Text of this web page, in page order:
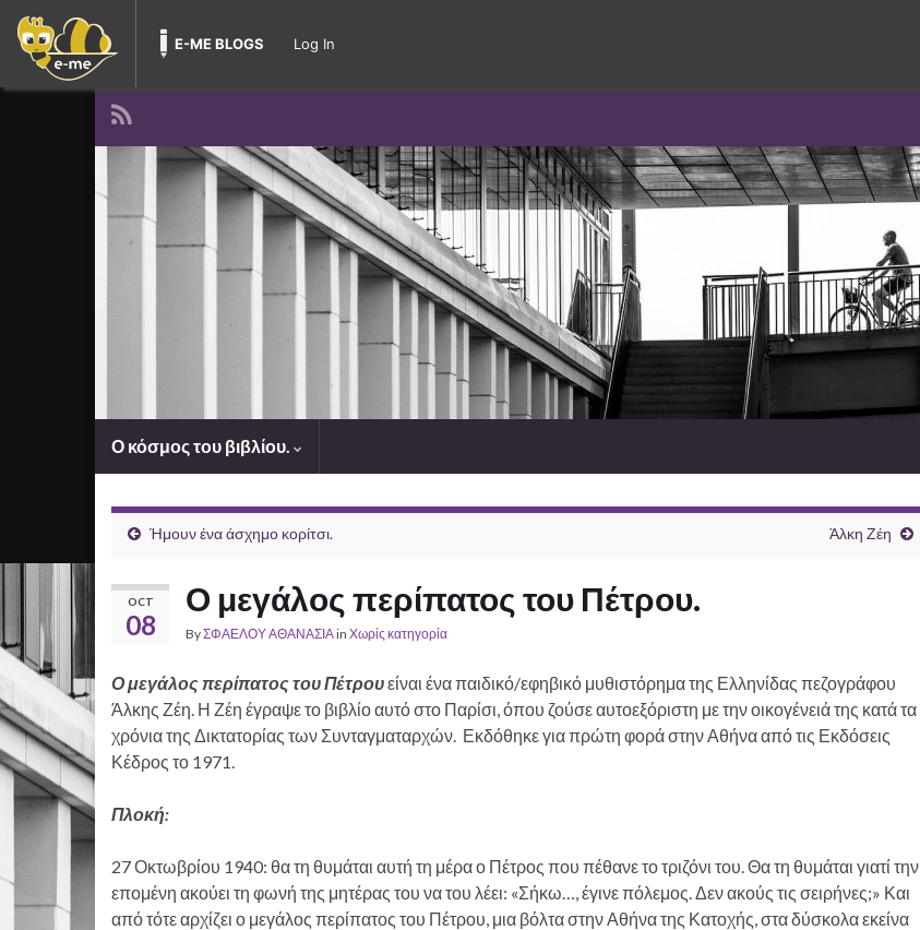
E-ME BLOGS Log In
Ο κόσμος του βιβλίου.
Ήμουν ένα άσχημο κορίτσι. Άλκη Ζέη
OCT
08
Ο μεγάλος περίπατος του Πέτρου.
ByΣΦΑΕΛΟΥ ΑΘΑΝΑΣΙΑin Χωρίς κατηγορία
Ο μεγάλος περίπατος του Πέτρουείναι ένα παιδικό/εφηβικό μυθιστόρημα της Ελληνίδας πεζογράφου
Άλκης Ζέη. Η Ζέη έγραψε το βιβλίο αυτό στο Παρίσι, όπου ζούσε αυτοεξόριστη με την οικογένειά της κατά τα
χρόνια της Δικτατορίας των Συνταγματαρχών. Εκδόθηκε για πρώτη φορά στην Αθήνα από τις Εκδόσεις
Κέδρος το 1971.
Πλοκή:
27 Οκτωβρίου 1940: θα τη θυμάται αυτή τη μέρα ο Πέτρος που πέθανε το τριζόνι του. Θα τη θυμάται γιατί την
επομένη ακούει τη φωνή της μητέρας του να του λέει: «Σήκω…, έγινε πόλεμος. Δεν ακούς τις σειρήνες;» Και
από τότε αρχίζει ο μεγάλος περίπατος του Πέτρου, μια βόλτα στην Αθήνα της Κατοχής, στα δύσκολα εκείνα